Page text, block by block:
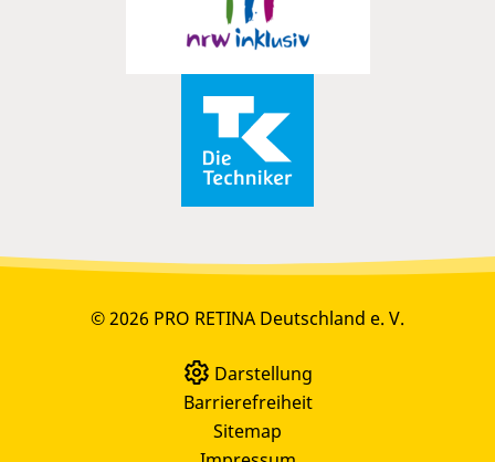
© 2026 PRO RETINA Deutschland e. V.
Darstellung
Barrierefreiheit
Sitemap